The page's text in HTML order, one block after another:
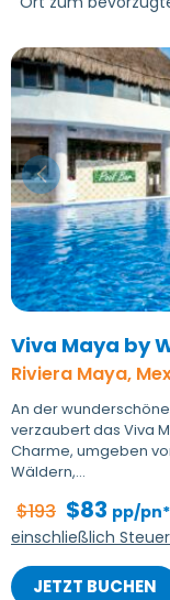
Viva Maya by
Riviera Maya,
An der
verzaubert das Viva
Charme, umgeben
Wäldern,...
$193 $83 pp/
einschließlich
JETZT BUCHEN